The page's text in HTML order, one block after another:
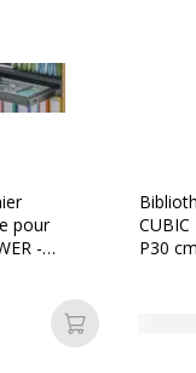
pour
-
Ajouter au
P30